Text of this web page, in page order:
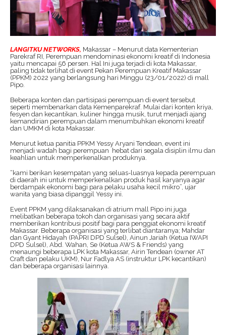
LANGITKU NETWORKS, Makassar – Menurut data Kementerian
Parekraf RI, Perempuan mendominasi ekonomi kreatif di Indonesia
yaitu mencapai 56 persen. Hal Ini juga terjadi di kota Makassar,
paling tidak terlihat di event Pekan Perempuan Kreatif Makassar
(PPKM) 2022 yang berlangsung hari Minggu (23/01/2022) di mall
Pipo.
Beberapa konten dan partisipasi perempuan di event tersebut
seperti membenarkan data Kemenparekraf. Mulai dari konten kriya,
fesyen dan kecantikan, kuliner hingga musik, turut menjadi ajang
kemandirian perempuan dalam menumbuhkan ekonomi kreatif
dan UMKM di kota Makassar.
Menurut ketua panitia PPKM Yessy Aryani Tendean, event ini
menjadi wadah bagi perempuan hebat dari segala disiplin ilmu dan
keahlian untuk memperkenalkan produknya.
“kami berikan kesempatan yang seluas-luasnya kepada perempuan
di daerah ini untuk memperkenalkan produk hasil karyanya agar
berdampak ekonomi bagi para pelaku usaha kecil mikro”, ujar
wanita yang biasa dipanggil Yessy ini.
Event PPKM yang dilaksanakan di atrium mall Pipo ini juga
melibatkan beberapa tokoh dan organisasi yang secara aktif
memberikan kontribusi positif bagi para penggiat ekonomi kreatif
Makassar. Beberapa organisasi yang terlibat diantaranya; Mahdar
dan Gyant Hidayah (PAPRI DPD Sulsel), Ainun Jariah (Ketua IWAPI
DPD Sulsel), Abd. Wahan, Se (Ketua AWS & Friends) yang
menaungi beberapa LPK kota Makassar, Airin Tendean (owner AT
Craft dan pelaku UKM), Nur Fadlya AS (instruktur LPK kecantikan)
dan beberapa organisasi lainnya.